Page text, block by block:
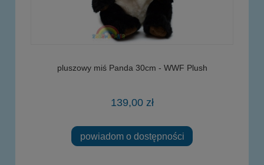
pluszowy miś Panda 30cm - WWF Plush
139,00 zł
powiadom o dostępności